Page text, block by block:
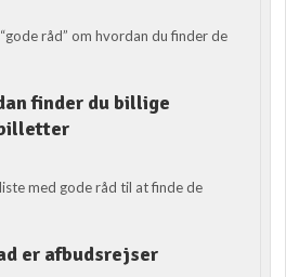
råd” om hvordan du finder de
finder du billige
med gode råd til at finde de
er afbudsrejser